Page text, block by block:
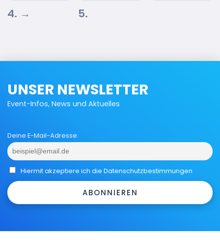
4. → 5.
UNSER NEWSLETTER
Event-Infos, News und Aktuelles
Deine E-Mail-Adresse:
Hiermit akzeptiere ich die Datenschutzbestimmungen